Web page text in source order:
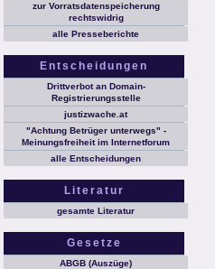
zur Vorratsdatenspeicherung
rechtswidrig
alle Presseberichte
Entscheidungen
Drittverbot an Domain-
Registrierungsstelle
justizwache.at
"Achtung Betrüger unterwegs" -
Meinungsfreiheit im Internetforum
alle Entscheidungen
Literatur
gesamte Literatur
Gesetze
ABGB (Auszüge)